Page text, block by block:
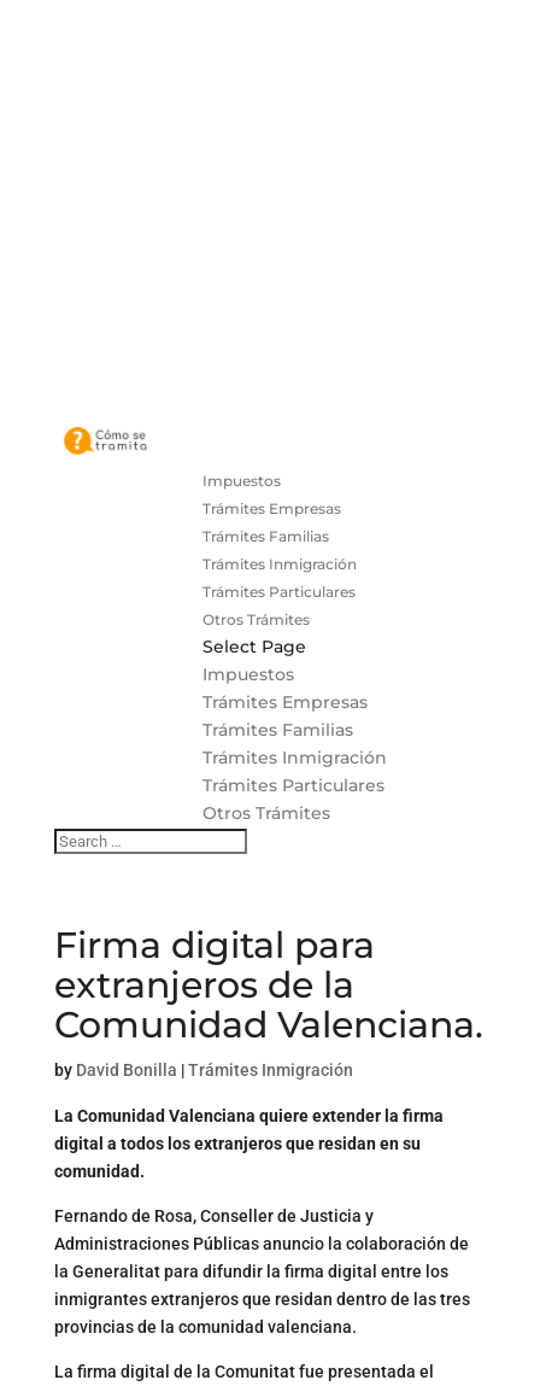
Impuestos
Trámites Empresas
Trámites Familias
Trámites Inmigración
Trámites Particulares
Otros Trámites
Select Page
Impuestos
Trámites Empresas
Trámites Familias
Trámites Inmigración
Trámites Particulares
Otros Trámites
Firma digital para
extranjeros de la
Comunidad Valenciana.
by David Bonilla |Trámites Inmigración
La Comunidad Valenciana quiere extender la firma
digital a todos los extranjeros que residan en su
comunidad.
Fernando de Rosa, Conseller de Justicia y
Administraciones Públicas anuncio la colaboración de
la Generalitat para difundir la firma digital entre los
inmigrantes extranjeros que residan dentro de las tres
provincias de la comunidad valenciana.
La firma digital de la Comunitat fue presentada el